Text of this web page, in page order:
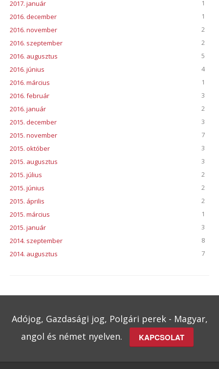
2017. január
1
2016. december
1
2016. november
2
2016. szeptember
2
2016. augusztus
5
2016. június
4
2016. március
1
2016. február
3
2016. január
2
2015. december
3
2015. november
7
2015. október
3
2015. augusztus
3
2015. július
2
2015. június
2
2015. április
2
2015. március
1
2015. január
3
2014. szeptember
8
2014. augusztus
7
Adójog, Gazdasági jog, Polgári perek - Magyar,
angol és német nyelven.
KAPCSOLAT